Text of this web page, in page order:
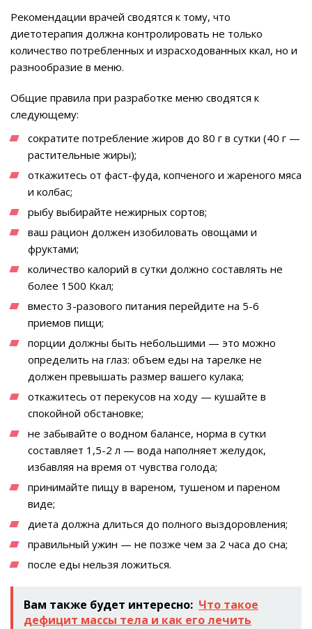
Рекомендации врачей сводятся к тому, что
диетотерапия должна контролировать не только
количество потребленных и израсходованных ккал, но и
разнообразие в меню.
Общие правила при разработке меню сводятся к
следующему:
сократите потребление жиров до 80 г в сутки (40 г —
растительные жиры);
откажитесь от фаст-фуда, копченого и жареного мяса
и колбас;
рыбу выбирайте нежирных сортов;
ваш рацион должен изобиловать овощами и
фруктами;
количество калорий в сутки должно составлять не
более 1500 Ккал;
вместо 3-разового питания перейдите на 5-6
приемов пищи;
порции должны быть небольшими — это можно
определить на глаз: объем еды на тарелке не
должен превышать размер вашего кулака;
откажитесь от перекусов на ходу — кушайте в
спокойной обстановке;
не забывайте о водном балансе, норма в сутки
составляет 1,5-2 л — вода наполняет желудок,
избавляя на время от чувства голода;
принимайте пищу в вареном, тушеном и пареном
виде;
диета должна длиться до полного выздоровления;
правильный ужин — не позже чем за 2 часа до сна;
после еды нельзя ложиться.
Вам также будет интересно: Что такое
дефицит массы тела и как его лечить